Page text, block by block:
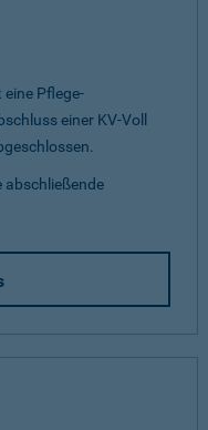
Pflege-
einer KV-Voll
abschließende